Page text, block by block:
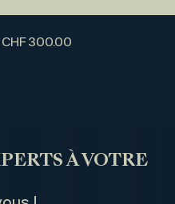
300.00
À VOTRE